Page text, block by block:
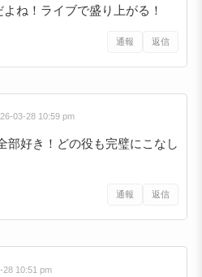
ね！ライブで盛り上がる！
通報 返信
03-28 10:59 pm
部好き！どの役も完璧にこなし
通報 返信
28 10:51 pm